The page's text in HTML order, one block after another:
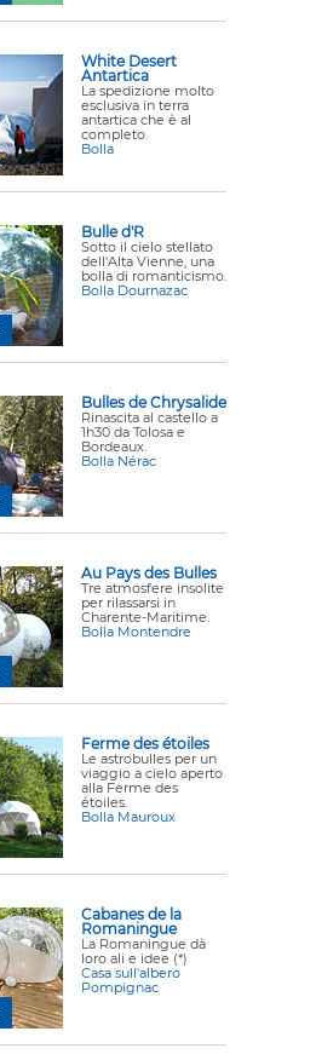
White Desert
Antartica
La spedizione molto
esclusiva in terra
antartica che è al
completo.
Bolla
Bulle d'R
Sotto il cielo stellato
dell'Alta Vienne, una
bolla di romanticismo.
Bolla Dournazac
Bulles de Chrysalide
Rinascita al castello a
1h30 da Tolosa e
Bordeaux.
Bolla Nérac
Au Pays des Bulles
Tre atmosfere insolite
per rilassarsi in
Charente-Maritime.
Bolla Montendre
Ferme des étoiles
Le astrobulles per un
viaggio a cielo aperto
alla Ferme des
étoiles.
Bolla Mauroux
Cabanes de la
Romaningue
La Romaningue dà
loro ali e idee (*)
Casa sull'albero
Pompignac